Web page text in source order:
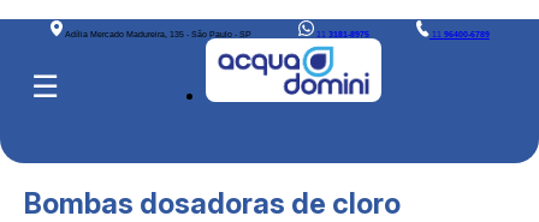
Adília Mercado Madureira, 135 - São Paulo - SP 113181-8975 11 96400-6789
☰
Bombas dosadoras de cloro